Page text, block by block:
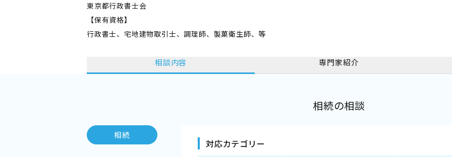
東京都行政書士会
【保有資格】
行政書士、宅地建物取引士、調理師、製菓衛生師、等
相談内容 専門家紹介
相続の相談
相続
対応カテゴリー